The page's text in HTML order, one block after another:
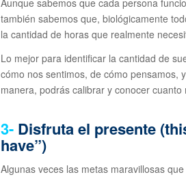
Aunque sabemos que cada persona
también sabemos que, biológicamente
la cantidad de horas que realmente
Lo mejor para identificar la cantidad de
cómo nos sentimos, de cómo pensamos,
manera, podrás calibrar y conocer
3- Disfruta el presente
have”)
Algunas veces las metas maravillosas